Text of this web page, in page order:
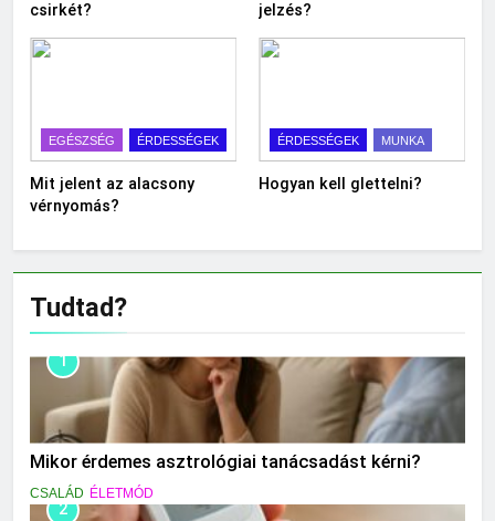
csirkét?
jelzés?
EGÉSZSÉG ÉRDESSÉGEK
Mit jelent az alacsony
vérnyomás?
ÉRDESSÉGEK MUNKA
Hogyan kell glettelni?
Tudtad?
1
Mikor érdemes asztrológiai tanácsadást kérni?
CSALÁD ÉLETMÓD
2